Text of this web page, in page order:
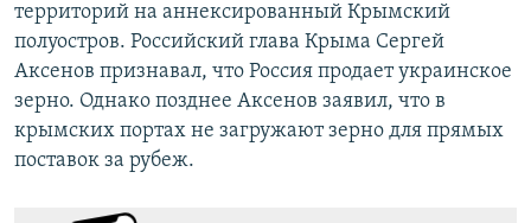
территорий на аннексированный Крымский
полуостров. Российский глава Крыма Сергей
Аксенов признавал, что Россия продает украинское
зерно. Однако позднее Аксенов заявил, что в
крымских портах не загружают зерно для прямых
поставок за рубеж.